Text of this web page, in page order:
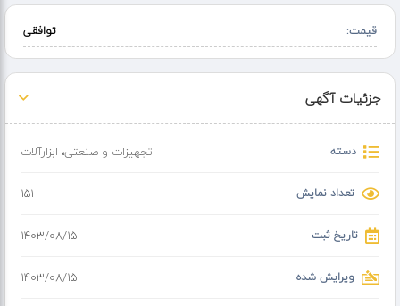
قیمت: توافقی
جزئیات آگهی
دسته تجهیزات و صنعتی، ابزارآلات
تعداد نمایش 151
تاریخ ثبت ۱۴۰۳/۰۸/۱۵
ویرایش شده ۱۴۰۳/۰۸/۱۵